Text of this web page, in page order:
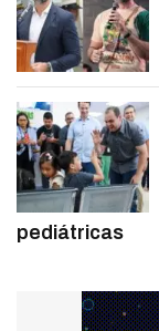
pediátricas